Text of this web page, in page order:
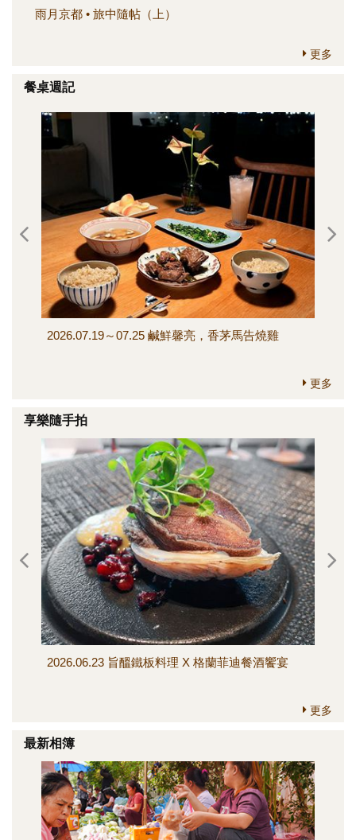
雨月京都 • 旅中隨帖（上）
更多
餐桌週記
2026.07.19～07.25 鹹鮮馨亮，香茅馬告燒雞
更多
享樂隨手拍
2026.06.23 旨醞鐵板料理 X 格蘭菲迪餐酒饗宴
更多
最新相簿